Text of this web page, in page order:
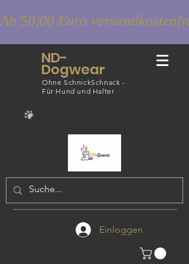
Ab 50,00 Euro versandkostenfrei
ND-
Dogwear
Ohne SchnickSchnack -
Für Hund und Halter
Einloggen